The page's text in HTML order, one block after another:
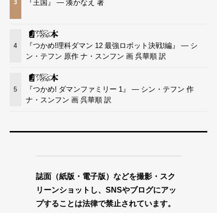
3 『王国』 — 湊かなえ 著
4
『つかめ!理科ダマン 12 最強ロボット決戦!編』 — シ
ン・テフン 原作 ナ・スンフン 画 呉華順 訳
5
『つかめ! ダマンファミリー 1』 — シン・テフン 作
ナ・スンフン 画 呉華順 訳
誌面（紙版・電子版）などを撮影・スク
リーンショットし、SNSやブログにアッ
プすることは法律で禁止されています。